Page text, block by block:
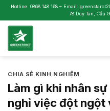
Skip
to
content
Hotline: 0868 148 168 – Email:
78 Duy Tân, Cầu
CHIA SẺ KINH NGHIỆM
Làm gì khi nhân
nghỉ việc đột